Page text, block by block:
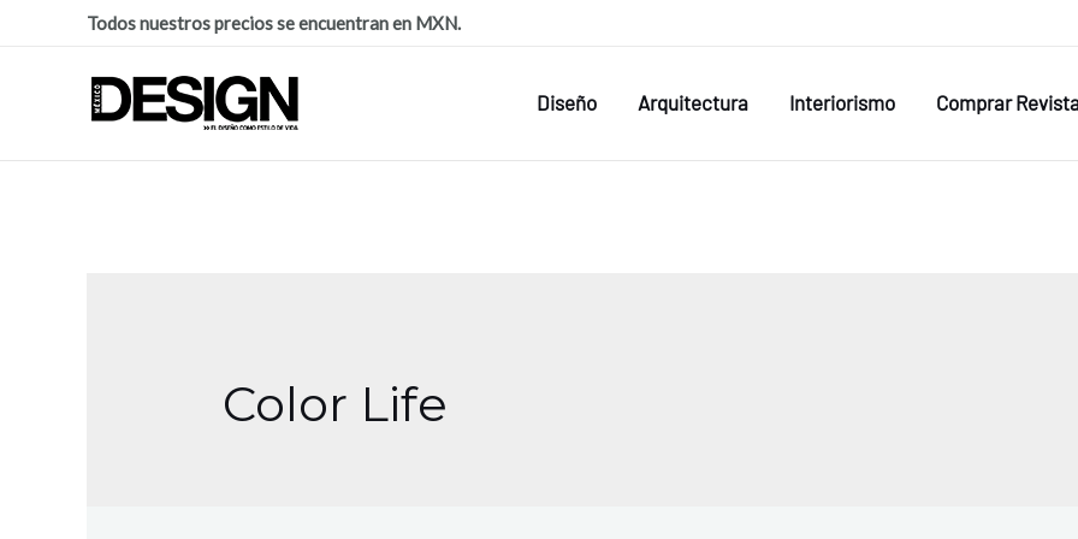
Todos nuestros precios se encuentran en MXN.
Diseño Arquitectura Interiorismo Comprar
Color Life